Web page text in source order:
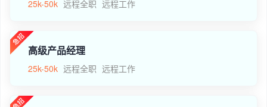
25k-50k 远程全职 远程工作
高级产品经理
25k-50k 远程全职 远程工作